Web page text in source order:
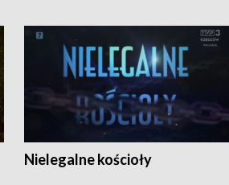
Nielegalne kościoły